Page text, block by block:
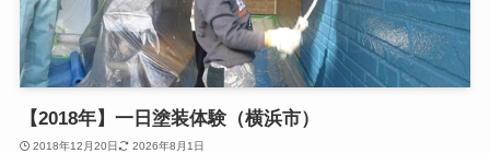
【2018年】一日塗装体験（横浜市）
2018年12月20日 2026年8月1日